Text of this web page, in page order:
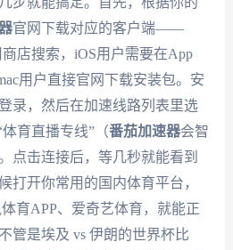
官网下载对应的客户端——
店搜索，iOS用户需要在App
用户直接官网下载安装包。安
录，然后在加速线路列表里选
育直播专线”（番茄加速器会智
点击连接后，等几秒就能看到
打开你常用的国内体育平台，
育APP、爱奇艺体育，就能正
是埃及 vs 伊朗的世界杯比